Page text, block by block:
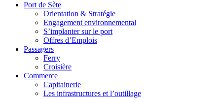
Port de Sète
Orientation & Stratégie
Engagement environnemental
S’implanter sur le port
Offres d’Emplois
Passagers
Ferry
Croisière
Commerce
Capitainerie
Les infrastructures et l’outillage